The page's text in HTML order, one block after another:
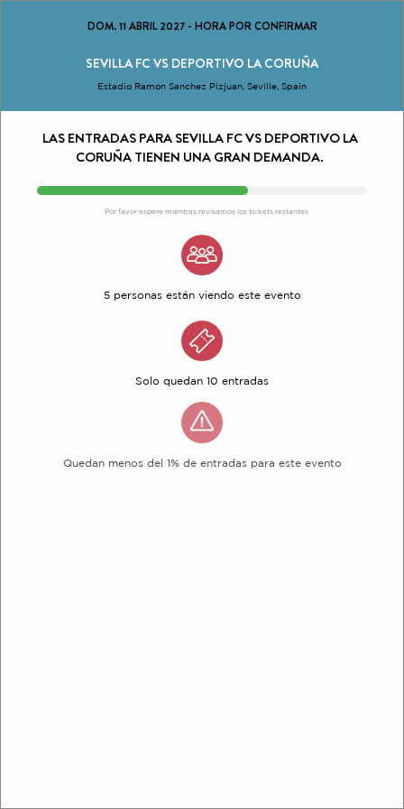
DOM. 11 ABRIL 2027- HORA POR CONFIRMAR
SEVILLA FC VS DEPORTIVO LA CORUÑA
Estadio Ramon Sanchez Pizjuan, Seville, Spain
LAS ENTRADAS PARA SEVILLA FC VS DEPORTIVO LA
CORUÑA TIENEN UNA GRAN DEMANDA.
Por favor espere mientras revisamos los tickets restantes
5 personas están viendo este evento
Solo quedan 10 entradas
Quedan menos del 1% de entradas para este evento